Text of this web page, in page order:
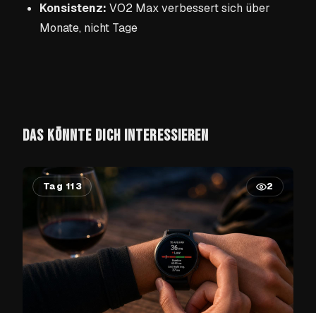
Konsistenz: VO2 Max verbessert sich über
Monate, nicht Tage
DAS KÖNNTE DICH INTERESSIEREN
Tag 113 2